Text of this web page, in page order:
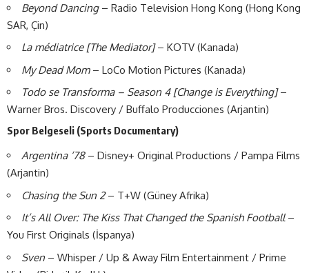
Beyond Dancing– Radio Television Hong Kong (Hong Kong
SAR, Çin)
La médiatrice [The Mediator]– KOTV (Kanada)
My Dead Mom– LoCo Motion Pictures (Kanada)
Todo se Transforma – Season 4 [Change is Everything]–
Warner Bros. Discovery / Buffalo Producciones (Arjantin)
Spor Belgeseli (Sports Documentary)
Argentina ‘78– Disney+ Original Productions / Pampa Films
(Arjantin)
Chasing the Sun 2– T+W (Güney Afrika)
It’s All Over: The Kiss That Changed the Spanish Football–
You First Originals (İspanya)
Sven – Whisper / Up & Away Film Entertainment / Prime